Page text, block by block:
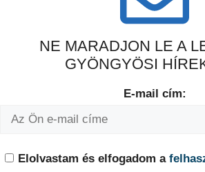
NE MARADJON LE A
GYÖNGYÖSI
E-mail cím:
Elolvastam és elfogadom a